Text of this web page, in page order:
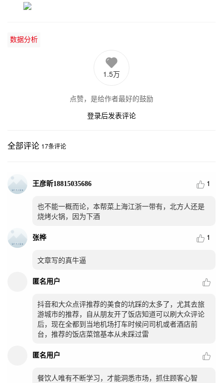
数据分析
1.5万
点赞，是给作者最好的鼓励
登录后发表评论
全部评论 17条评论
王彦昕18815035686 1
也不能一概而论，本帮菜上海江浙一带有，北方人还是
烧烤火锅，因为下酒
张桦 1
文章写的真牛逼
匿名用户
抖音和大众点评推荐的美食的坑踩的太多了，尤其去旅
游城市的推荐，自从朋友开了饭店知道可以刷大众评论
后，现在全都到当地机场打车时候问司机或者酒店前
台，推荐的饭店菜馆基本从未踩过雷
匿名用户
餐饮人唯有不断学习，才能洞悉市场，抓住顾客心智